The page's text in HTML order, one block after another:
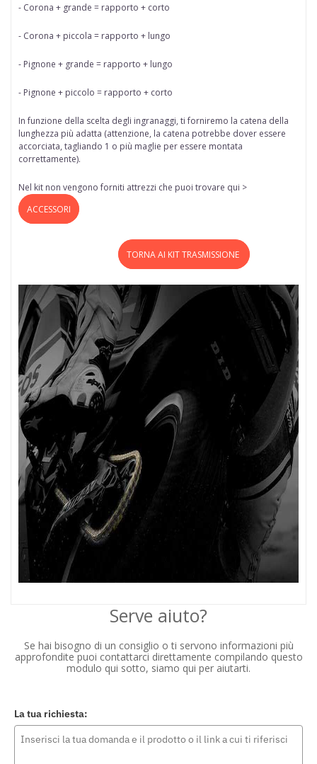
- Corona + grande = rapporto + corto
- Corona + piccola = rapporto + lungo
- Pignone + grande = rapporto + lungo
- Pignone + piccolo = rapporto + corto
In funzione della scelta degli ingranaggi, ti forniremo la catena della
lunghezza più adatta (attenzione, la catena potrebbe dover essere
accorciata, tagliando 1 o più maglie per essere montata
correttamente).
Nel kit non vengono forniti attrezzi che puoi trovare qui >
ACCESSORI
TORNA AI KIT TRASMISSIONE
Serve aiuto?
Se hai bisogno di un consiglio o ti servono informazioni più
approfondite puoi contattarci direttamente compilando questo
modulo qui sotto, siamo qui per aiutarti.
La tua richiesta: